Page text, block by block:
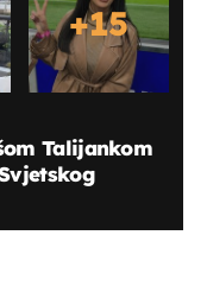
+15
Talijankom